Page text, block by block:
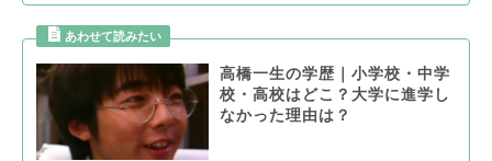
高橋一生の学歴｜小学校・中学
校・高校はどこ？大学に進学し
なかった理由は？